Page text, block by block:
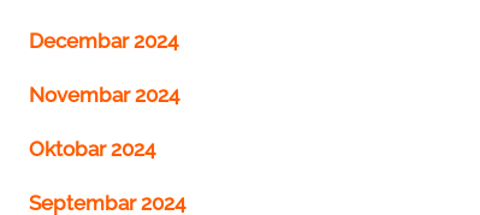
Decembar 2024
Novembar 2024
Oktobar 2024
Septembar 2024